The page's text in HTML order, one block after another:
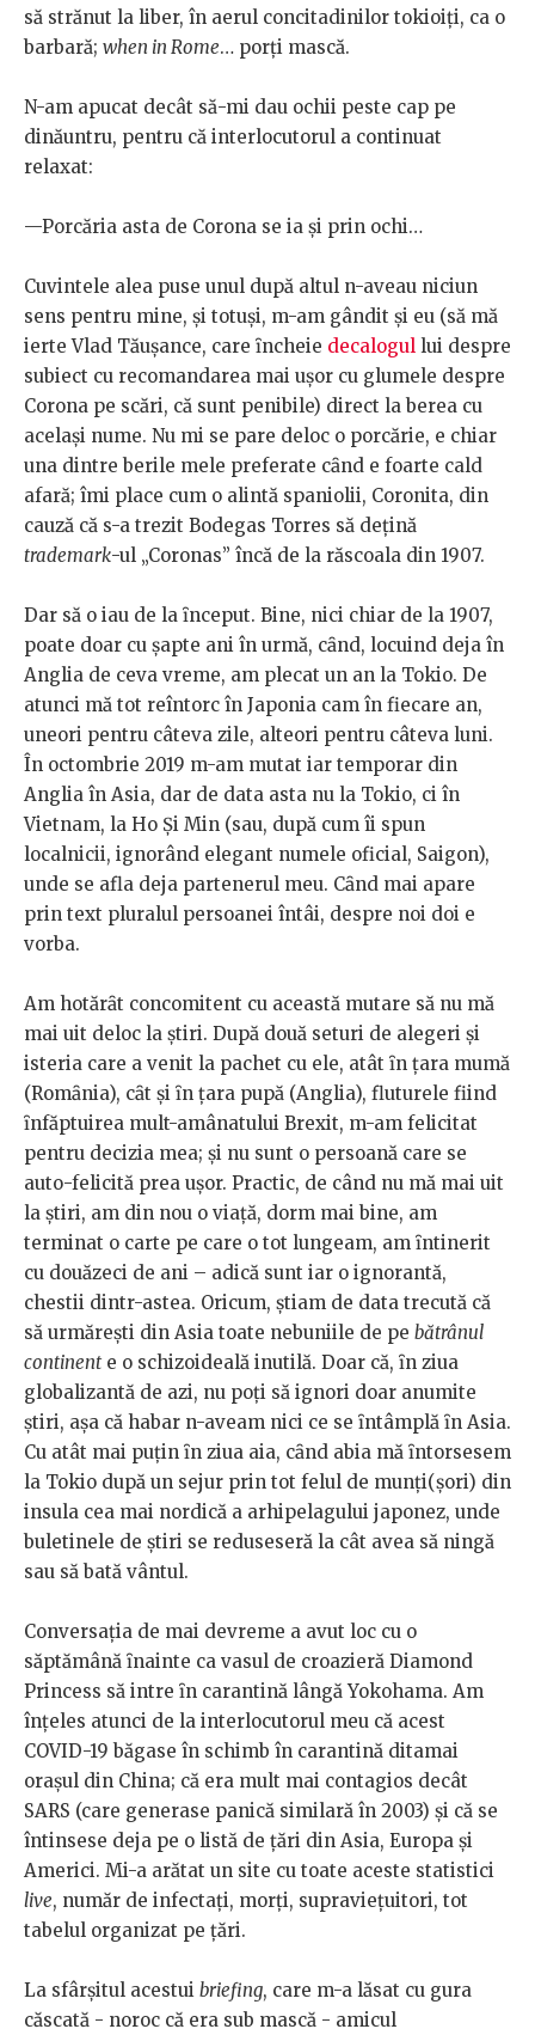
să strănut la liber, în aerul concitadinilor tokioiți, ca o
barbară; when in Rome… porți mască.
N-am apucat decât să-mi dau ochii peste cap pe
dinăuntru, pentru că interlocutorul a continuat
relaxat:
—Porcăria asta de Corona se ia şi prin ochi…
Cuvintele alea puse unul după altul n-aveau niciun
sens pentru mine, şi totuşi, m-am gândit şi eu (să mă
ierte Vlad Tăuşance, care ȋncheie decalogul lui despre
subiect cu recomandarea mai uşor cu glumele despre
Corona pe scări, că sunt penibile) direct la berea cu
acelaşi nume. Nu mi se pare deloc o porcărie, e chiar
una dintre berile mele preferate cȃnd e foarte cald
afară; îmi place cum o alintă spaniolii, Coronita, din
cauză că s-a trezit Bodegas Torres să dețină
trademark-ul „Coronas” încă de la răscoala din 1907.
Dar să o iau de la ȋnceput. Bine, nici chiar de la 1907,
poate doar cu șapte ani în urmă, cȃnd, locuind deja în
Anglia de ceva vreme, am plecat un an la Tokio. De
atunci mă tot reîntorc în Japonia cam în fiecare an,
uneori pentru câteva zile, alteori pentru câteva luni.
În octombrie 2019 m-am mutat iar temporar din
Anglia în Asia, dar de data asta nu la Tokio, ci în
Vietnam, la Ho Și Min (sau, după cum îi spun
localnicii, ignorând elegant numele oficial, Saigon),
unde se afla deja partenerul meu. Cȃnd mai apare
prin text pluralul persoanei întâi, despre noi doi e
vorba.
Am hotărȃt concomitent cu această mutare să nu mă
mai uit deloc la ştiri. După două seturi de alegeri şi
isteria care a venit la pachet cu ele, atât ȋn țara mumă
(Romȃnia), cȃt şi ȋn țara pupă (Anglia), fluturele fiind
ȋnfăptuirea mult-amânatului Brexit, m-am felicitat
pentru decizia mea; şi nu sunt o persoană care se
auto-felicită prea uşor. Practic, de când nu mă mai uit
la ştiri, am din nou o viață, dorm mai bine, am
terminat o carte pe care o tot lungeam, am ȋntinerit
cu douăzeci de ani – adică sunt iar o ignorantă,
chestii dintr-astea. Oricum, ştiam de data trecută că
să urmăreşti din Asia toate nebuniile de pe bătrânul
continente o schizoideală inutilă. Doar că, ȋn ziua
globalizantă de azi, nu poți să ignori doar anumite
știri, aşa că habar n-aveam nici ce se ȋntâmplă ȋn Asia.
Cu atât mai puțin ȋn ziua aia, cȃnd abia mă ȋntorsesem
la Tokio după un sejur prin tot felul de munți(şori) din
insula cea mai nordică a arhipelagului japonez, unde
buletinele de ştiri se reduseseră la cât avea să ningă
sau să bată vântul.
Conversația de mai devreme a avut loc cu o
săptămână ȋnainte ca vasul de croazieră Diamond
Princess să intre ȋn carantină lângă Yokohama. Am
înțeles atunci de la interlocutorul meu că acest
COVID-19 băgase în schimb în carantină ditamai
oraşul din China; că era mult mai contagios decât
SARS (care generase panică similară în 2003) şi că se
întinsese deja pe o listă de țări din Asia, Europa şi
Americi. Mi-a arătat un site cu toate aceste statistici
live, număr de infectați, morți, supraviețuitori, tot
tabelul organizat pe țări.
La sfârşitul acestui briefing, care m-a lăsat cu gura
căscată - noroc că era sub mască - amicul